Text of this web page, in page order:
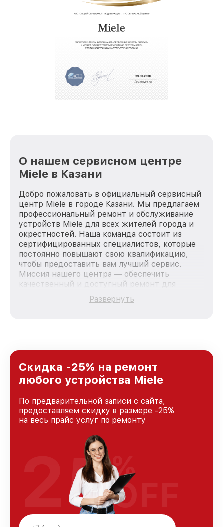
О нашем сервисном центре
Miele в Казани
Добро пожаловать в официальный сервисный
центр Miele в городе Казани. Мы предлагаем
профессиональный ремонт и обслуживание
устройств Miele для всех жителей города и
окрестностей. Наша команда состоит из
сертифицированных специалистов, которые
постоянно повышают свою квалификацию,
чтобы предоставить вам лучший сервис.
Миссия нашего центра — обеспечить
качественный и доступный ремонт для
каждого пользователя продукции Miele, вне
зависимости от сложности поломки. Мы
и лояльности наших клиентов.
Развернуть
Скидка -25% на ремонт
любого устройства Miele
По предварительной записи с сайта,
предоставляем скидку в размере -25%
на весь прайс услуг по ремонту
25%
OFF